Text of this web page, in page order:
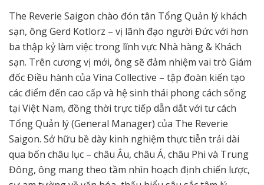
The Reverie Saigon chào đón tân Tổng Quản lý khách
sạn, ông Gerd Kotlorz – vị lãnh đạo người Đức với hơn
ba thập kỷ làm việc trong lĩnh vực Nhà hàng & Khách
sạn. Trên cương vị mới, ông sẽ đảm nhiệm vai trò Giám
đốc Điều hành của Vina Collective – tập đoàn kiến tạo
các điểm đến cao cấp và hệ sinh thái phong cách sống
tại Việt Nam, đồng thời trực tiếp dẫn dắt với tư cách
Tổng Quản lý (General Manager) của The Reverie
Saigon. Sở hữu bề dày kinh nghiệm thực tiễn trải dài
qua bốn châu lục – châu Âu, châu Á, châu Phi và Trung
Đông, ông mang theo tầm nhìn hoạch định chiến lược,